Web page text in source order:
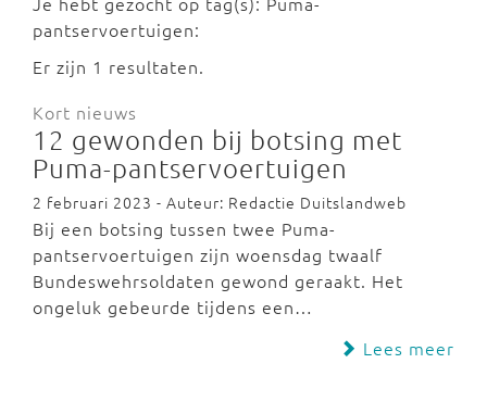
pantservoertuigen:
Er zijn 1 resultaten.
Kort nieuws
12 gewonden bij botsing met
Puma-pantservoertuigen
2 februari 2023 - Auteur: Redactie Duitslandweb
Bij een botsing tussen twee Puma-
pantservoertuigen zijn woensdag twaalf
Bundeswehrsoldaten gewond geraakt. Het
ongeluk gebeurde tijdens een…
Lees meer